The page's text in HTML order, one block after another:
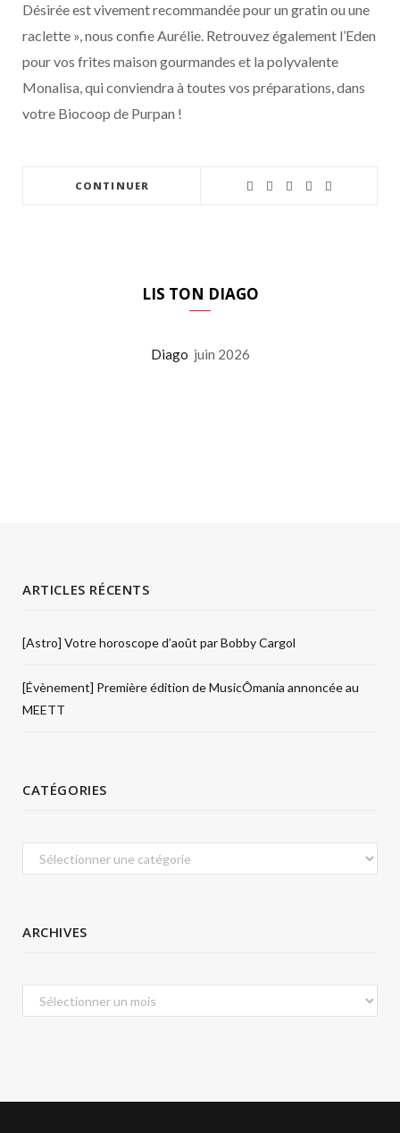
Désirée est vivement recommandée pour un gratin ou une
raclette », nous confie Aurélie. Retrouvez également l’Eden
pour vos frites maison gourmandes et la polyvalente
Monalisa, qui conviendra à toutes vos préparations, dans
votre Biocoop de Purpan !
CONTINUER
LIS TON DIAGO
Diago juin 2026
ARTICLES RÉCENTS
[Astro] Votre horoscope d’août par Bobby Cargol
[Évènement] Première édition de MusicÔmania annoncée au
MEETT
CATÉGORIES
Catégories
ARCHIVES
Archives